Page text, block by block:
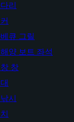
리
큐 그릴
양 보트 좌석
창
시